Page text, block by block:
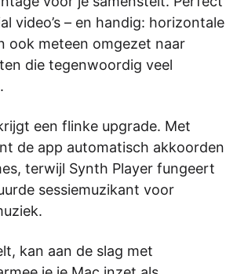
video’s – en handig: horizontale
ook meteen omgezet naar
die tegenwoordig veel
een flinke upgrade. Met
de app automatisch akkoorden
terwijl Synth Player fungeert
sessiemuzikant voor
kan aan de slag met